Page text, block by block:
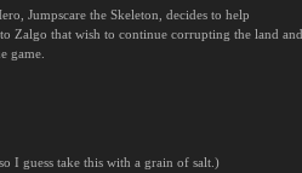
Jumpscare the Skeleton, decides to help
Zalgo that wish to continue corrupting the land and
game.
I guess take this with a grain of salt.)